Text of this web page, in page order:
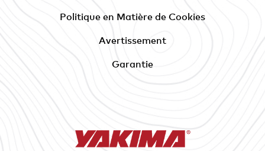
Politique en Matière de Cookies
Avertissement
Garantie